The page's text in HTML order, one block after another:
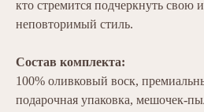
кто стремится подчеркнуть свою
неповторимый стиль.
Состав комплекта:
100% оливковый воск,
подарочная упаковка, мешочек-